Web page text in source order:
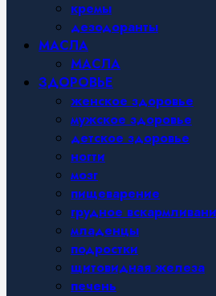
кремы
дезодоранты
МАСЛА
МАСЛА
ЗДОРОВЬЕ
женское здоровье
мужское здоровье
детское здоровье
ногти
мозг
пищеварение
грудное
младенцы
подростки
щитовидная железа
печень